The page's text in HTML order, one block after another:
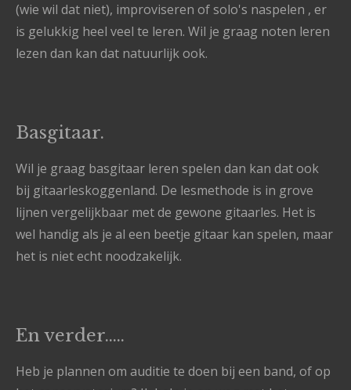
(wie wil dat niet), improviseren of solo's naspelen , er
is gelukkig heel veel te leren. Wil je graag noten leren
lezen dan kan dat natuurlijk ook.
Basgitaar.
Wil je graag basgitaar leren spelen dan kan dat ook
bij gitaarleskoggenland. De lesmethode is in grove
lijnen vergelijkbaar met de gewone gitaarles. Het is
wel handig als je al een beetje gitaar kan spelen, maar
het is niet echt noodzakelijk.
En verder.....
Heb je plannen om auditie te doen bij een band, of op